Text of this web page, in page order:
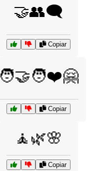
🤝👥🗨️
Copiar
🧑‍🤝‍🧑❤️🤗
Copiar
🧘🌿🌸
Copiar